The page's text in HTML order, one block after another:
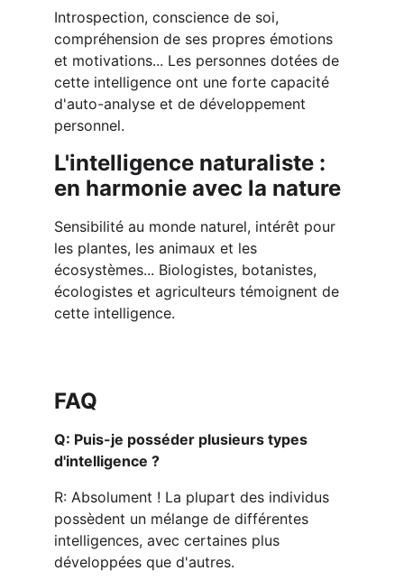
Introspection, conscience de soi,
compréhension de ses propres émotions
et motivations... Les personnes dotées de
cette intelligence ont une forte capacité
d'auto-analyse et de développement
personnel.
L'intelligence naturaliste :
en harmonie avec la nature
Sensibilité au monde naturel, intérêt pour
les plantes, les animaux et les
écosystèmes... Biologistes, botanistes,
écologistes et agriculteurs témoignent de
cette intelligence.
FAQ
Q: Puis-je posséder plusieurs types
d'intelligence ?
R: Absolument ! La plupart des individus
possèdent un mélange de différentes
intelligences, avec certaines plus
développées que d'autres.